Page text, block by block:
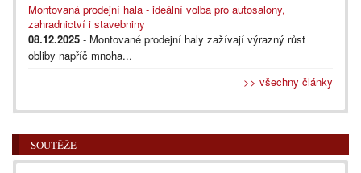
Montovaná prodejní hala - ideální volba pro autosalony,
zahradnictví i stavebniny
08.12.2025 - Montované prodejní haly zažívají výrazný růst
obliby napříč mnoha...
>> všechny články
SOUTĚŽE